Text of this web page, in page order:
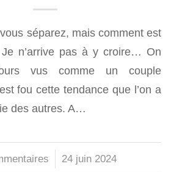
séparez, mais comment est
n’arrive pas à y croire… On
vus comme un couple
fou cette tendance que l’on a
des autres. A…
/ 24 juin 2024